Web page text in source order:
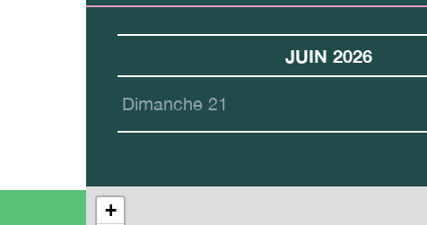
JUIN 2026
Dimanche 21
+